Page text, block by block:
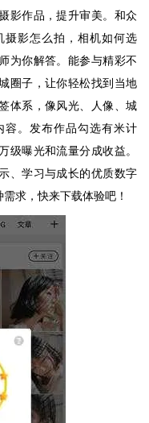
影作品，提升审美。和众
摄影怎么拍，相机如何选
为你解答。能参与精彩不
圈子，让你轻松找到当地
体系，像风光、人像、城
容。发布作品勾选有米计
级曝光和流量分成收益。
、学习与成长的优质数字
求，快来下载体验吧！